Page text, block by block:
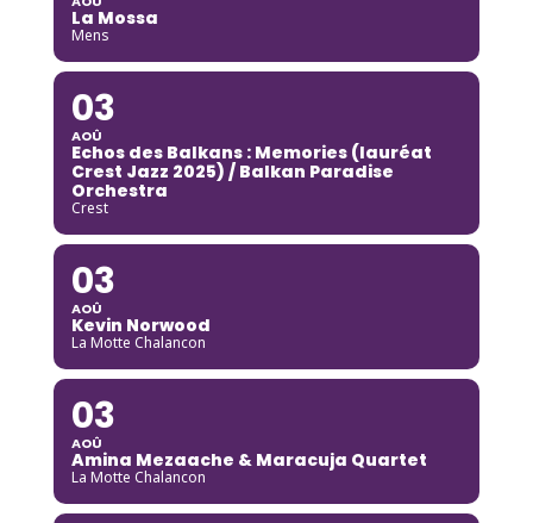
La Mossa
Mens
03
AOÛ
Echos des Balkans : Memories (lauréat
Crest Jazz 2025) / Balkan Paradise
Orchestra
Crest
03
AOÛ
Kevin Norwood
La Motte Chalancon
03
AOÛ
Amina Mezaache & Maracuja Quartet
La Motte Chalancon